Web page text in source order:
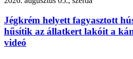
Jégkrém helyett fagyasztott
hűsítik az állatkert lakóit a
videó